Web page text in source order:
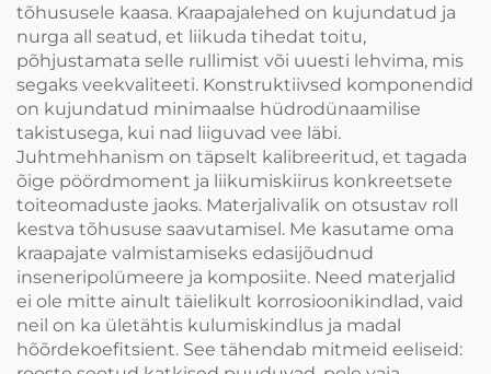
tõhususele kaasa. Kraapajalehed on kujundatud ja
nurga all seatud, et liikuda tihedat toitu,
põhjustamata selle rullimist või uuesti lehvima, mis
segaks veekvaliteeti. Konstruktiivsed komponendid
on kujundatud minimaalse hüdrodünaamilise
takistusega, kui nad liiguvad vee läbi.
Juhtmehhanism on täpselt kalibreeritud, et tagada
õige pöördmoment ja liikumiskiirus konkreetsete
toiteomaduste jaoks. Materjalivalik on otsustav roll
kestva tõhususe saavutamisel. Me kasutame oma
kraapajate valmistamiseks edasijõudnud
inseneripolümeere ja komposiite. Need materjalid
ei ole mitte ainult täielikult korrosioonikindlad, vaid
neil on ka ületähtis kulumiskindlus ja madal
hõõrdekoefitsient. See tähendab mitmeid eeliseid: